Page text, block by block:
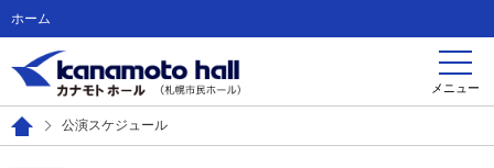
ホーム
メニュー
公演スケジュール